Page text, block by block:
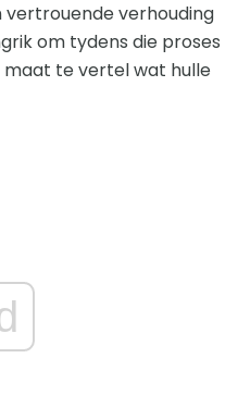
vertrouende verhouding
om tydens die proses
maat te vertel wat hulle